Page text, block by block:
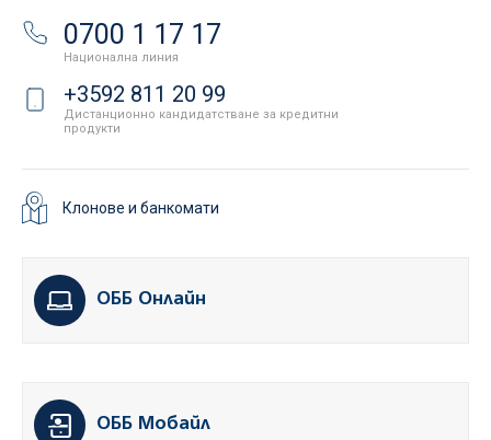
0700 1 17 17
Национална линия
+3592 811 20 99
Дистанционно кандидатстване за кредитни
продукти
Клонове и банкомати
ОББ Онлайн
ОББ Мобайл